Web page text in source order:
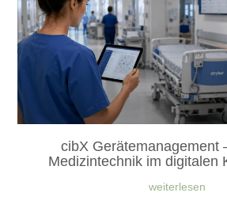
cibX Gerätemanagement
Medizintechnik im digitalen
weiterlesen